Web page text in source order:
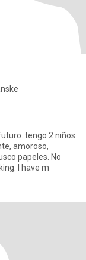
tengo 2 niños
amoroso,
hardworking. I have m